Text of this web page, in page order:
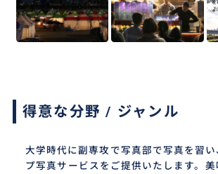
得意な分野 / ジャンル
大学時代に副専攻で写真部で写真を習い
プ写真サービスをご提供いたします。美